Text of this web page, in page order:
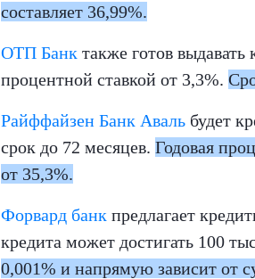
составляет 36,99%.
ОТП Банк также готов
процентной ставкой от 3,3%.
Райффайзен Банк Аваль будет
срок до 72 месяцев. Годовая
от 35,3%.
Форвард банк предлагает
кредита может достигать 100
0,001% и напрямую зависит от